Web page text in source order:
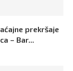
prekršaje
– Bar...